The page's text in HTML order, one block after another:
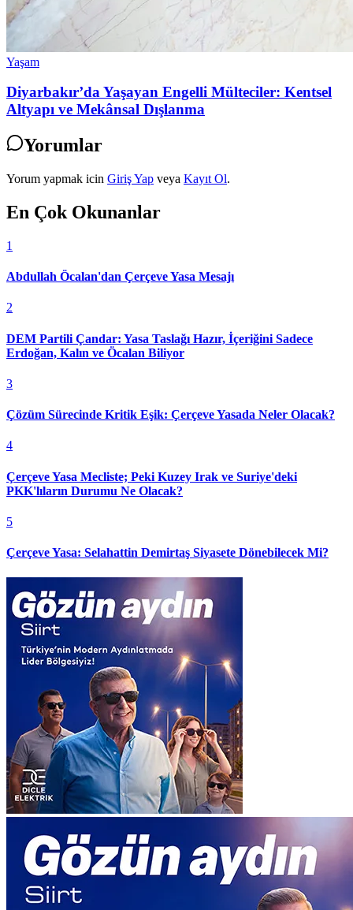
Yaşam
Diyarbakır’da Yaşayan Engelli Mülteciler: Kentsel
Altyapı ve Mekânsal Dışlanma
Yorumlar
Yorum yapmak icin Giriş Yap veya Kayıt Ol.
En Çok Okunanlar
1
Abdullah Öcalan'dan Çerçeve Yasa Mesajı
2
DEM Partili Çandar: Yasa Taslağı Hazır, İçeriğini Sadece
Erdoğan, Kalın ve Öcalan Biliyor
3
Çözüm Sürecinde Kritik Eşik: Çerçeve Yasada Neler Olacak?
4
Çerçeve Yasa Mecliste; Peki Kuzey Irak ve Suriye'deki
PKK'lıların Durumu Ne Olacak?
5
Çerçeve Yasa: Selahattin Demirtaş Siyasete Dönebilecek Mi?